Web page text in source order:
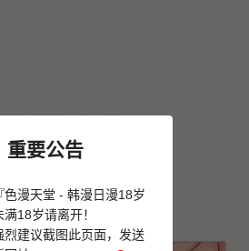
重要公告
色漫天堂 - 韩漫日漫18岁
18岁请离开！
烈建议截图此页面，发送